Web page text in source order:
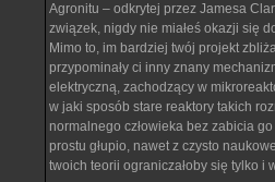
Agronitu – odkrytej przez Jamesa
związek, nigdy nie miałeś okazji się
Mimo to, im bardziej twój projekt
przypominały ci inny znany
elektryczną, zachodzący w
w jaki sposób stare reaktory takich
normalnego człowieka bez zabicia
prostu głupio, nawet z czysto
twoich teorii ograniczałoby się tylko i